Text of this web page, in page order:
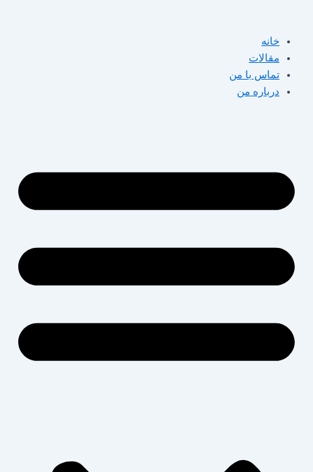
محتوا
خانه
مقالات
تماس با من
درباره من